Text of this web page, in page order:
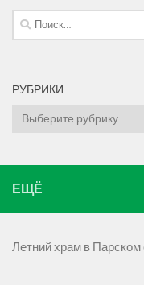
Найти:
РУБРИКИ
Рубрики
ЕЩЁ
Летний храм в Парском